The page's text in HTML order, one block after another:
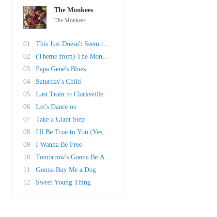
The Monkees
The Monkees
01
This Just Doesn't Seem to Be My Day
02
(Theme from) The Monkees
03
Papa Gene's Blues
04
Saturday's Child
05
Last Train to Clarksville
06
Let's Dance on
07
Take a Giant Step
08
I'll Be True to You (Yes, I Will)
09
I Wanna Be Free
10
Tomorrow's Gonna Be Another Day
11
Gonna Buy Me a Dog
12
Sweet Young Thing